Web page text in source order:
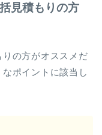
見積もりの方
の方がオススメだ
ポイントに該当し